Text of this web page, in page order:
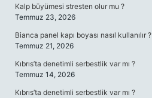
Kalp büyümesi stresten olur mu ?
Temmuz 23, 2026
Bianca panel kapı boyası nasıl kullanılır ?
Temmuz 21, 2026
Kıbrıs’ta denetimli serbestlik var mı ?
Temmuz 14, 2026
Kıbrıs’ta denetimli serbestlik var mı ?